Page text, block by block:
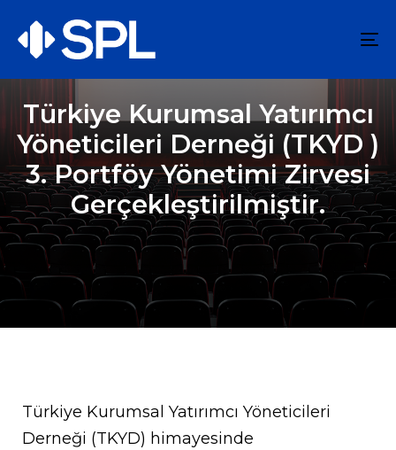
Türkiye Kurumsal Yatırımcı
Yöneticileri Derneği (TKYD )
3. Portföy Yönetimi Zirvesi
Gerçekleştirilmiştir.
Türkiye Kurumsal Yatırımcı Yöneticileri
Derneği (TKYD) himayesinde